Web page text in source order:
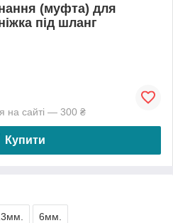
(муфта) для
під шланг
на сайті — 300 ₴
Купити
6мм.